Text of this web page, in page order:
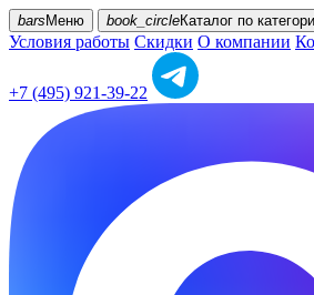
bars Меню book_circleКаталог по
Условия работы Скидки О компании
+7 (495) 921-39-22